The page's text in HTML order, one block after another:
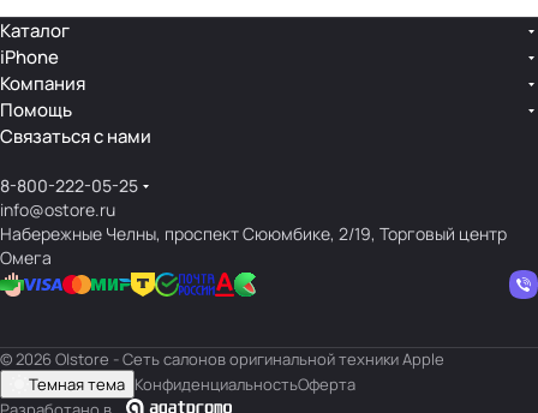
Каталог
iPhone
Компания
Помощь
Связаться с нами
8-800-222-05-25
info@ostore.ru
Набережные Челны, проспект Сююмбике, 2/19, Торговый центр
Омега
© 2026 O|store - Сеть салонов оригинальной техники Apple
Темная тема КонфиденциальностьОферта